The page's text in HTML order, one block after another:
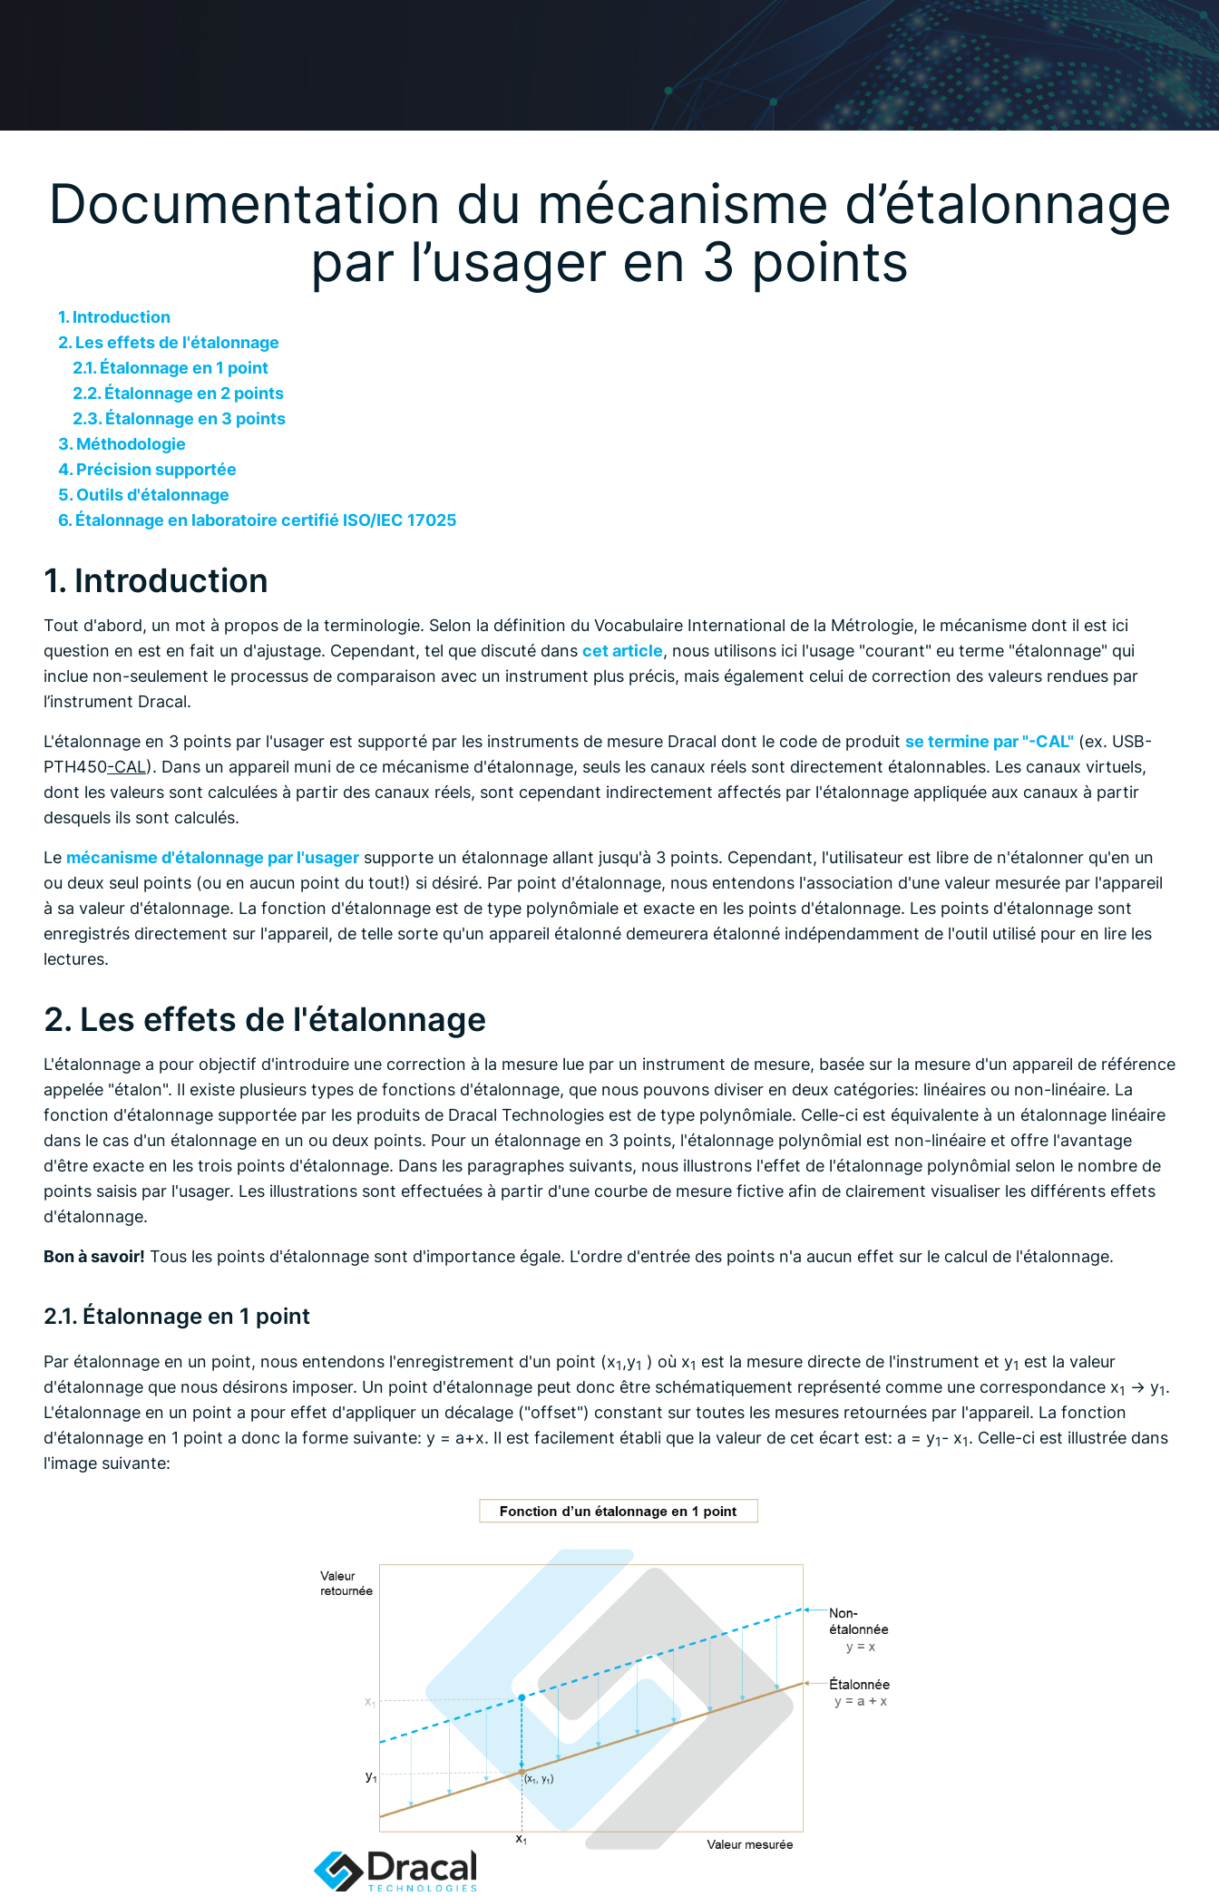
Documentation du mécanisme d’étalonnage
par l’usager en 3 points
1. Introduction
2. Les effets de l'étalonnage
2.1. Étalonnage en 1 point
2.2. Étalonnage en 2 points
2.3. Étalonnage en 3 points
3. Méthodologie
4. Précision supportée
5. Outils d'étalonnage
6. Étalonnage en laboratoire certifié ISO/IEC 17025
1. Introduction
Tout d'abord, un mot à propos de la terminologie. Selon la définition du Vocabulaire International de la Métrologie, le mécanisme dont il est ici
question en est en fait un d'ajustage. Cependant, tel que discuté dans cet article, nous utilisons ici l'usage "courant" eu terme "étalonnage" qui
inclue non-seulement le processus de comparaison avec un instrument plus précis, mais également celui de correction des valeurs rendues par
l’instrument Dracal.
L'étalonnage en 3 points par l'usager est supporté par les instruments de mesure Dracal dont le code de produit se termine par "-CAL" (ex. USB-
PTH450-CAL). Dans un appareil muni de ce mécanisme d'étalonnage, seuls les canaux réels sont directement étalonnables. Les canaux virtuels,
dont les valeurs sont calculées à partir des canaux réels, sont cependant indirectement affectés par l'étalonnage appliquée aux canaux à partir
desquels ils sont calculés.
Le mécanisme d'étalonnage par l'usager supporte un étalonnage allant jusqu'à 3 points. Cependant, l'utilisateur est libre de n'étalonner qu'en un
ou deux seul points (ou en aucun point du tout!) si désiré. Par point d'étalonnage, nous entendons l'association d'une valeur mesurée par l'appareil
à sa valeur d'étalonnage. La fonction d'étalonnage est de type polynômiale et exacte en les points d'étalonnage. Les points d'étalonnage sont
enregistrés directement sur l'appareil, de telle sorte qu'un appareil étalonné demeurera étalonné indépendamment de l'outil utilisé pour en lire les
lectures.
2. Les effets de l'étalonnage
L'étalonnage a pour objectif d'introduire une correction à la mesure lue par un instrument de mesure, basée sur la mesure d'un appareil de référence
appelée "étalon". Il existe plusieurs types de fonctions d'étalonnage, que nous pouvons diviser en deux catégories: linéaires ou non-linéaire. La
fonction d'étalonnage supportée par les produits de Dracal Technologies est de type polynômiale. Celle-ci est équivalente à un étalonnage linéaire
dans le cas d'un étalonnage en un ou deux points. Pour un étalonnage en 3 points, l'étalonnage polynômial est non-linéaire et offre l'avantage
d'être exacte en les trois points d'étalonnage. Dans les paragraphes suivants, nous illustrons l'effet de l'étalonnage polynômial selon le nombre de
points saisis par l'usager. Les illustrations sont effectuées à partir d'une courbe de mesure fictive afin de clairement visualiser les différents effets
d'étalonnage.
Bon à savoir! Tous les points d'étalonnage sont d'importance égale. L'ordre d'entrée des points n'a aucun effet sur le calcul de l'étalonnage.
2.1. Étalonnage en 1 point
Par étalonnage en un point, nous entendons l'enregistrement d'un point (x1 ,y1 ) où x1 est la mesure directe de l'instrument et y1 est la valeur
d'étalonnage que nous désirons imposer. Un point d'étalonnage peut donc être schématiquement représenté comme une correspondance x1 -> y1.
L'étalonnage en un point a pour effet d'appliquer un décalage ("offset") constant sur toutes les mesures retournées par l'appareil. La fonction
d'étalonnage en 1 point a donc la forme suivante: y = a+x. Il est facilement établi que la valeur de cet écart est: a = y1- x1. Celle-ci est illustrée dans
l'image suivante: